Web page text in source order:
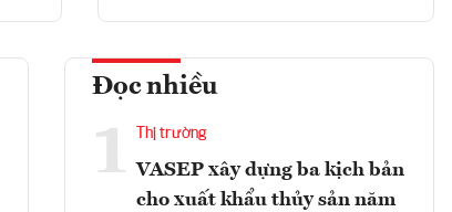
Đọc nhiều
1 Thị trường
VASEP xây dựng ba kịch bản
cho xuất khẩu thủy sản năm